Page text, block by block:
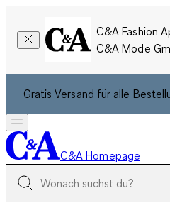
C&A Fashion
C&A Mode
Gratis Versand für alle
C&A Homepage